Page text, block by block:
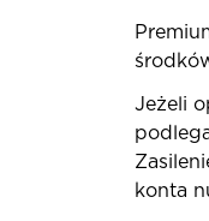
Jeżeli
konta